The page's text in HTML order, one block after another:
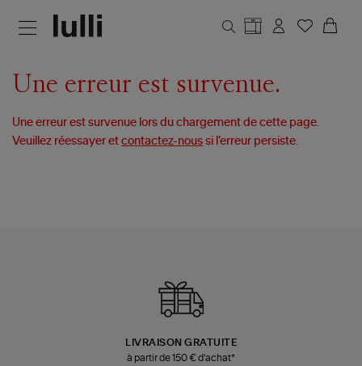
Une erreur est survenue.
Une erreur est survenue lors du chargement de cette page.
Veuillez réessayer etcontactez-nous si l’erreur persiste.
LIVRAISON GRATUITE
à partir de 150 € d'achat*